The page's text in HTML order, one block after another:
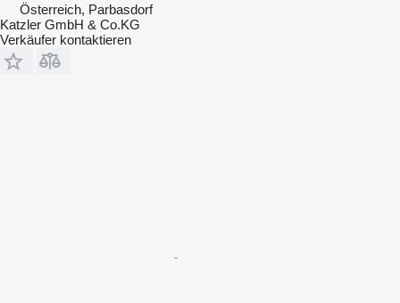
Österreich, Parbasdorf
Katzler GmbH & Co.KG
Verkäufer kontaktieren